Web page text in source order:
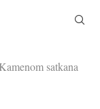
satkana